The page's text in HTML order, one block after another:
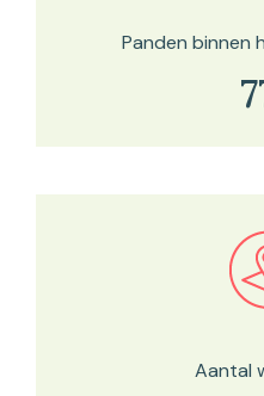
Panden binnen
Bekijk in
Aantal